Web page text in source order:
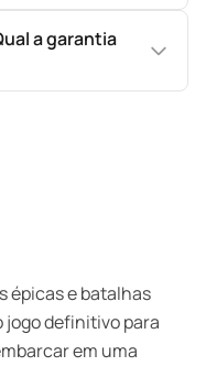
a garantia
épicas e batalhas
jogo definitivo para
em uma